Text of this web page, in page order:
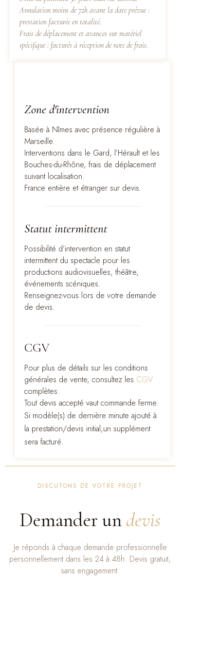
Annulation moins de 72h avant la date prévue :
prestation facturée en totalité.
Frais de déplacement et avances sur matériel
spécifique : facturés à réception de note de frais.
Zone d'intervention
Basée à Nîmes avec présence régulière à
Marseille.
Interventions dans le Gard, l’Hérault et les
Bouches-du-Rhône, frais de déplacement
suivant localisation.
France entière et étranger sur devis.
Statut intermittent
Possibilité d’intervention en statut
intermittent du spectacle pour les
productions audiovisuelles, théâtre,
événements scéniques.
Renseignez-vous lors de votre demande
de devis.
CGV
Pour plus de détails sur les conditions
générales de vente, consultez les CGV
complètes.
Tout devis accepté vaut commande ferme.
Si modèle(s) de dernière minute ajouté à
la prestation/devis initial,un supplément
sera facturé.
DISCUTONS DE VOTRE PROJET
Demander un devis
Je réponds à chaque demande professionnelle
personnellement dans les 24 à 48h. Devis gratuit,
sans engagement.